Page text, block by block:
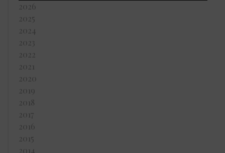
2026
2025
2024
2023
2022
2021
2020
2019
2018
2017
2016
2015
2014